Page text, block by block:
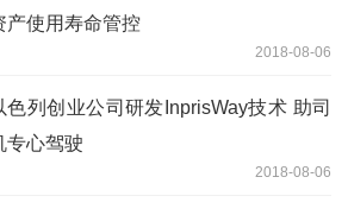
产使用寿命管控
2018-08-06
色列创业公司研发InprisWay技术 助司
专心驾驶
2018-08-06